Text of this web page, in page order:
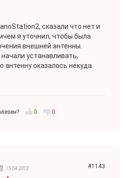
сказали что нет и
я уточнил, чтобы была
внешней антенны.
устанавливать,
оказалось некуда.
0 0
#1143
15.04.2013